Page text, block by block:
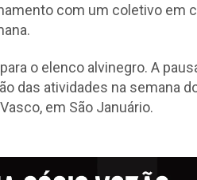
com um coletivo em
o elenco alvinegro. A
das atividades na semana
em São Januário.